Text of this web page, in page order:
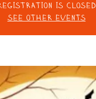
is Closed
See other events